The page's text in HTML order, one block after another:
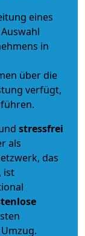
eines
in
über die
verfügt,
stressfrei
als
das
ist